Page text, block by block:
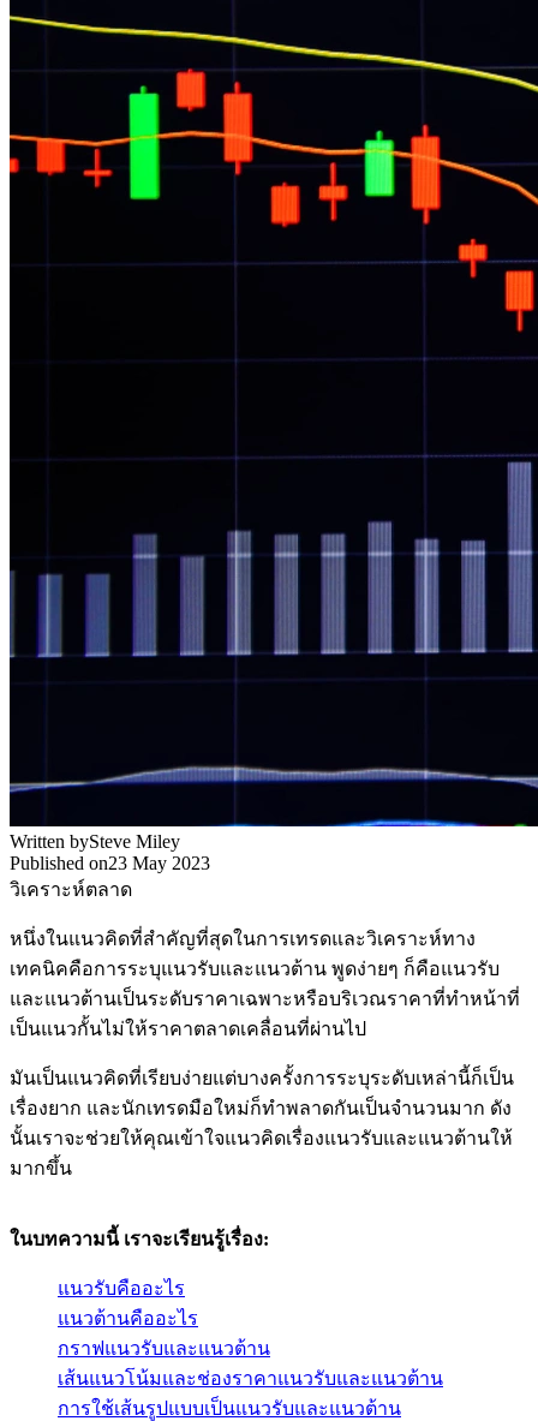
Written bySteve Miley
Published on23 May 2023
วิเคราะห์ตลาด
หนึ่งในแนวคิดที่สำคัญที่สุดในการเทรดและวิเคราะห์ทาง
เทคนิคคือการระบุแนวรับและแนวต้าน พูดง่ายๆ ก็คือแนวรับ
และแนวต้านเป็นระดับราคาเฉพาะหรือบริเวณราคาที่ทำหน้าที่
เป็นแนวกั้นไม่ให้ราคาตลาดเคลื่อนที่ผ่านไป
มันเป็นแนวคิดที่เรียบง่ายแต่บางครั้งการระบุระดับเหล่านี้ก็เป็น
เรื่องยาก และนักเทรดมือใหม่ก็ทำพลาดกันเป็นจำนวนมาก ดัง
นั้นเราจะช่วยให้คุณเข้าใจแนวคิดเรื่องแนวรับและแนวต้านให้
มากขึ้น
ในบทความนี้ เราจะเรียนรู้เรื่อง:
แนวรับคืออะไร
แนวต้านคืออะไร
กราฟแนวรับและแนวต้าน
เส้นแนวโน้มและช่องราคาแนวรับและแนวต้าน
การใช้เส้นรูปแบบเป็นแนวรับและแนวต้าน